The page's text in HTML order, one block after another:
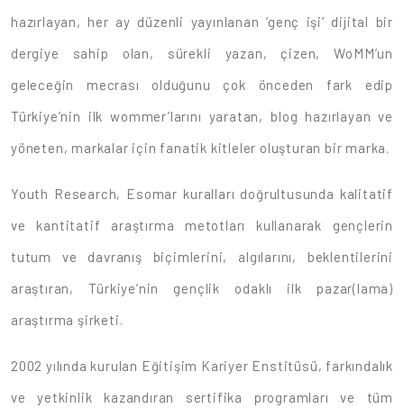
hazırlayan, her ay düzenli yayınlanan ‘genç işi’ dijital bir
dergiye sahip olan, sürekli yazan, çizen, WoMM’un
geleceğin mecrası olduğunu çok önceden fark edip
Türkiye’nin ilk wommer’larını yaratan, blog hazırlayan ve
yöneten, markalar için fanatik kitleler oluşturan bir marka.
Youth Research, Esomar kuralları doğrultusunda kalitatif
ve kantitatif araştırma metotları kullanarak gençlerin
tutum ve davranış biçimlerini, algılarını, beklentilerini
araştıran, Türkiye’nin gençlik odaklı ilk pazar(lama)
araştırma şirketi.
2002 yılında kurulan Eğitişim Kariyer Enstitüsü, farkındalık
ve yetkinlik kazandıran sertifika programları ve tüm